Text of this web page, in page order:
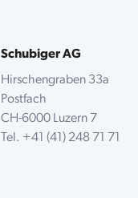
Schubiger AG
Hirschengraben 33a
Postfach
CH-6000 Luzern 7
Tel. +41 (41) 248 71 71